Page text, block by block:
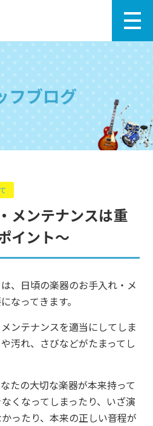
フブログ
メンテナンスは重
イント～
、日頃の楽器のお手入れ・メ
なってきます。
ンテナンスを適当にしてしま
汚れ、さびなどがたまってし
たの大切な楽器が本来持って
くなってしまったり、いざ演
ったり、本来の正しい音程が